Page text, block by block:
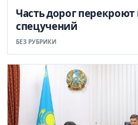
Часть дорог перекроют
спецучений
БЕЗ РУБРИКИ